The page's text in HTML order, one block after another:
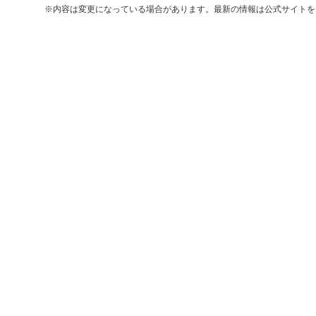
※内容は変更になっている場合があります。最新の情報は公式サイトを